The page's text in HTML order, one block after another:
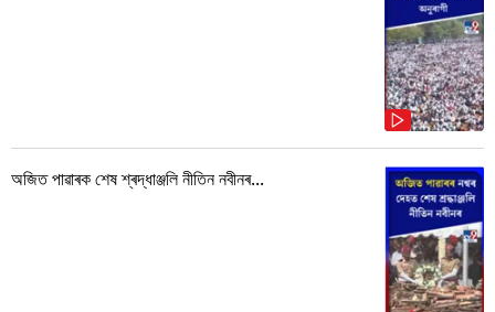
অজিত পাৱাৰক শেষ শ্ৰদ্ধাঞ্জলি নীতিন নবীনৰ...